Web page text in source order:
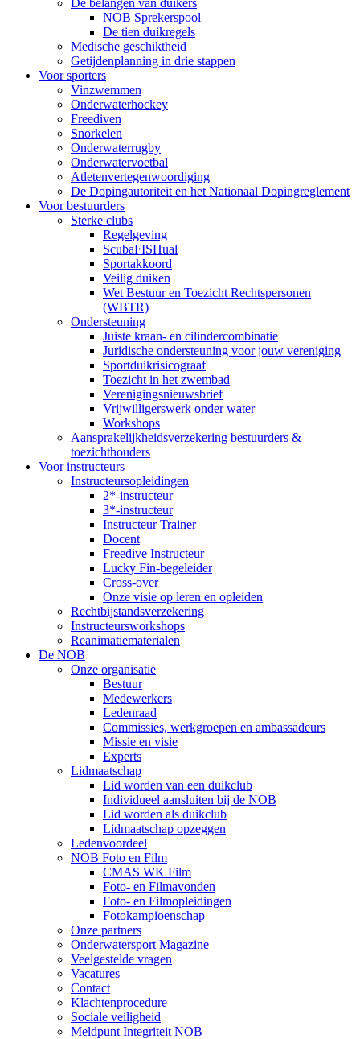
De belangen van duikers
NOB Sprekerspool
De tien duikregels
Medische geschiktheid
Getijdenplanning in drie stappen
Voor sporters
Vinzwemmen
Onderwaterhockey
Freediven
Snorkelen
Onderwaterrugby
Onderwatervoetbal
Atletenvertegenwoordiging
De Dopingautoriteit en het Nationaal Dopingreglement
Voor bestuurders
Sterke clubs
Regelgeving
ScubaFISHual
Sportakkoord
Veilig duiken
Wet Bestuur en Toezicht Rechtspersonen
(WBTR)
Ondersteuning
Juiste kraan- en cilindercombinatie
Juridische ondersteuning voor jouw vereniging
Sportduikrisicograaf
Toezicht in het zwembad
Verenigingsnieuwsbrief
Vrijwilligerswerk onder water
Workshops
Aansprakelijkheidsverzekering bestuurders &
toezichthouders
Voor instructeurs
Instructeursopleidingen
2*-instructeur
3*-instructeur
Instructeur Trainer
Docent
Freedive Instructeur
Lucky Fin-begeleider
Cross-over
Onze visie op leren en opleiden
Rechtbijstandsverzekering
Instructeursworkshops
Reanimatiematerialen
De NOB
Onze organisatie
Bestuur
Medewerkers
Ledenraad
Commissies, werkgroepen en ambassadeurs
Missie en visie
Experts
Lidmaatschap
Lid worden van een duikclub
Individueel aansluiten bij de NOB
Lid worden als duikclub
Lidmaatschap opzeggen
Ledenvoordeel
NOB Foto en Film
CMAS WK Film
Foto- en Filmavonden
Foto- en Filmopleidingen
Fotokampioenschap
Onze partners
Onderwatersport Magazine
Veelgestelde vragen
Vacatures
Contact
Klachtenprocedure
Sociale veiligheid
Meldpunt Integriteit NOB